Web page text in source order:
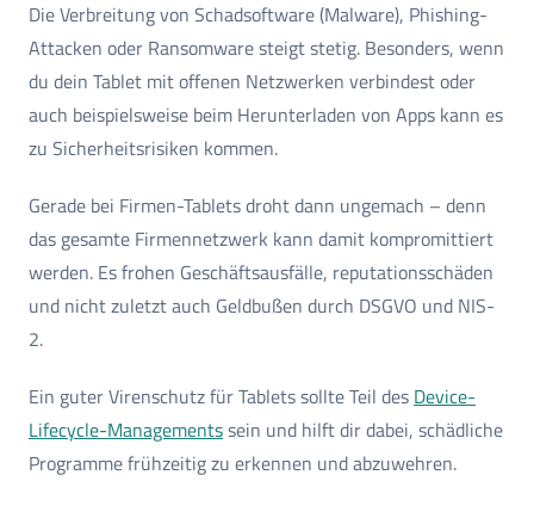
Die Verbreitung von Schadsoftware (Malware), Phishing-
Attacken oder Ransomware steigt stetig. Besonders, wenn
du dein Tablet mit offenen Netzwerken verbindest oder
auch beispielsweise beim Herunterladen von Apps kann es
zu Sicherheitsrisiken kommen.
Gerade bei Firmen-Tablets droht dann ungemach – denn
das gesamte Firmennetzwerk kann damit kompromittiert
werden. Es frohen Geschäftsausfälle, reputationsschäden
und nicht zuletzt auch Geldbußen durch DSGVO und NIS-
2.
Ein guter Virenschutz für Tablets sollte Teil des Device-
Lifecycle-Managementssein und hilft dir dabei, schädliche
Programme frühzeitig zu erkennen und abzuwehren.